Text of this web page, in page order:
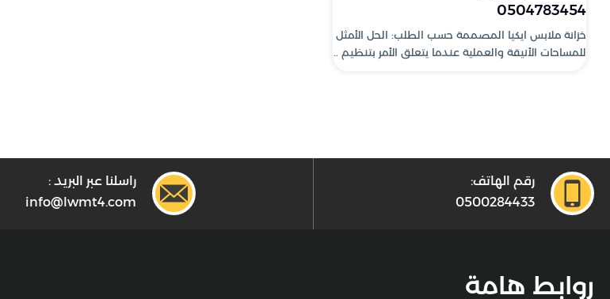
0504783454
خزانة ملابس ايكيا المصممة حسب الطلب: الحل الأمثل
للمساحات الأنيقة والعملية عندما يتعلق الأمر بتنظيم ..
رقم الهاتف:
0500284433
راسلنا عبر البريد :
info@lwmt4.com
روابط هامة